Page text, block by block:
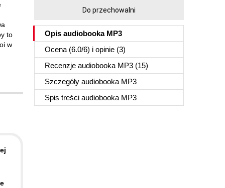
Do przechowalni
Opis audiobooka MP3
Ocena (6.0/6) i opinie (3)
Recenzje audiobooka MP3 (15)
Szczegóły audiobooka MP3
Spis treści audiobooka MP3
to
w